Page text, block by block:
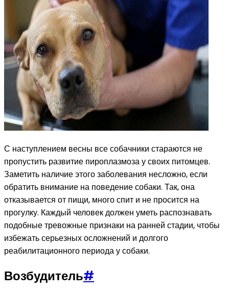
С наступлением весны все собачники стараются не
пропустить развитие пироплазмоза у своих питомцев.
Заметить наличие этого заболевания несложно, если
обратить внимание на поведение собаки. Так, она
отказывается от пищи, много спит и не просится на
прогулку. Каждый человек должен уметь распознавать
подобные тревожные признаки на ранней стадии, чтобы
избежать серьезных осложнений и долгого
реабилитационного периода у собаки.
Возбудитель#